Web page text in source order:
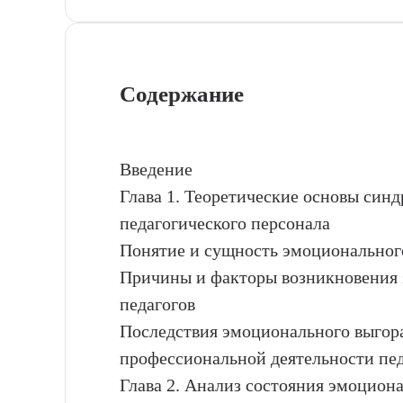
Содержание
Введение
Глава 1. Теоретические основы
педагогического персонала
Понятие и сущность
Причины и факторы возникновения
педагогов
Последствия эмоционального
профессиональной деятельности
Глава 2. Анализ состояния